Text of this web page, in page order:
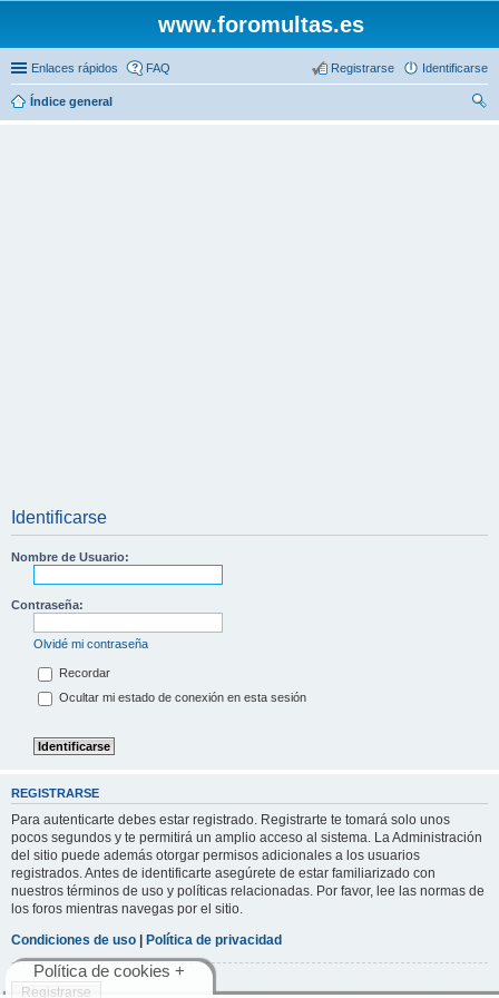
www.foromultas.es
Enlaces rápidos FAQ Identificarse
Registrarse
Índice general
Identificarse
Nombre de Usuario:
Contraseña:
Olvidé mi contraseña
Recordar
Ocultar mi estado de conexión en esta sesión
REGISTRARSE
Para autenticarte debes estar registrado. Registrarte te tomará solo unos
pocos segundos y te permitirá un amplio acceso al sistema. La Administración
del sitio puede además otorgar permisos adicionales a los usuarios
registrados. Antes de identificarte asegúrete de estar familiarizado con
nuestros términos de uso y políticas relacionadas. Por favor, lee las normas de
los foros mientras navegas por el sitio.
Condiciones de uso | Política de privacidad
Registrarse
Política de cookies +